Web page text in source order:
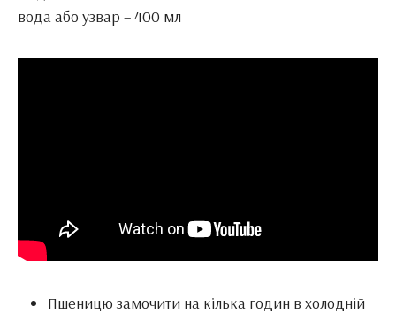
вода або узвар – 400 мл
Пшеницю замочити на кілька годин в холодній